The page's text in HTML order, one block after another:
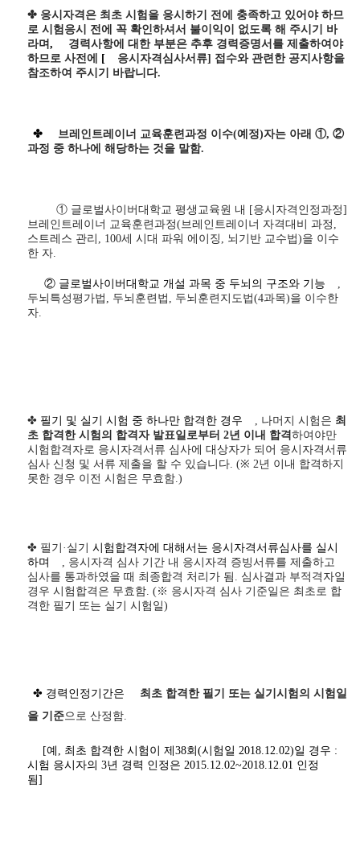
✤ 응시자격은 최초 시험을 응시하기 전에 충족하고 있어야 하므
로 시험응시 전에 꼭 확인하셔서 불이익이 없도록 해 주시기 바
라며 , 경력사항에 대한 부분은 추후 경력증명서를 제출하여야
하므로 사전에
[ 응시자격심사서류] 접수와 관련한 공지사항을
참조하여 주시기 바랍니다.
✤
브레인트레이너 교육훈련과정 이수(예정)자는 아래 ①, ②
과정 중 하나에 해당하는 것을 말함.
① 글로벌사이버대학교 평생교육원 내 [응시자격인정과정]
브레인트레이너 교육훈련과정(브레인트레이너 자격대비 과정,
스트레스 관리, 100세 시대 파워 에이징, 뇌기반 교수법)을 이수
한 자.
② 글로벌사이버대학교 개설 과목 중 두뇌의 구조와 기능
,
두뇌특성평가법, 두뇌훈련법, 두뇌훈련지도법(4과목)을 이수한
자.
✤ 필기 및 실기 시험 중 하나만 합격한 경우 , 나머지 시험은 최
초 합격한 시험의 합격자 발표일로부터 2년 이내 합격 하여야만
시험합격자로 응시자격서류 심사에 대상자가 되어 응시자격서류
심사 신청 및 서류 제출을 할 수 있습니다. (※ 2년 이내 합격하지
못한 경우 이전 시험은 무효함.)
✤ 필기·실기 시험합격자에 대해서는 응시자격서류심사를 실시
하며
, 응시자격 심사 기간 내 응시자격 증빙서류를 제출하고
심사를 통과하였을 때 최종합격 처리가 됨 . 심사결과 부적격자일
경우 시험합격은 무효함. (※ 응시자격 심사 기준일은 최초로 합
격한 필기 또는 실기 시험일)
✤ 경력인정기간은
최초 합격한 필기 또는 실기시험의 시험일
을 기준으로 산정함.
[예, 최초 합격한 시험이 제38회(시험일 2018.12.02)일 경우 :
시험 응시자의 3년 경력 인정은 2015.12.02~2018.12.01 인정
됨]